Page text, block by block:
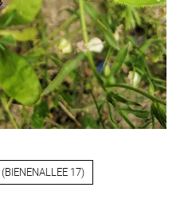
(BIENENALLEE 17)